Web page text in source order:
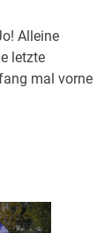
Alleine
letzte
mal vorne